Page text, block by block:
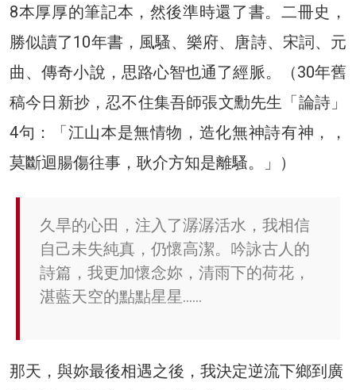
8本厚厚的筆記本，然後準時還了書。二冊史，
勝似讀了10年書，風騷、樂府、唐詩、宋詞、元
曲、傳奇小說，思路心智也通了經脈。（30年舊
稿今日新抄，忍不住集吾師張文勳先生「論詩」
4句：「江山本是無情物，造化無神詩有神，，
莫斷迴腸傷往事，耿介方知是離騷。」）
久旱的心田，注入了潺潺活水，我相信
自己未失純真，仍懷高潔。吟詠古人的
詩篇，我更加懷念妳，清雨下的荷花，
湛藍天空的點點星星……
那天，與妳最後相遇之後，我決定逆流下鄉到廣